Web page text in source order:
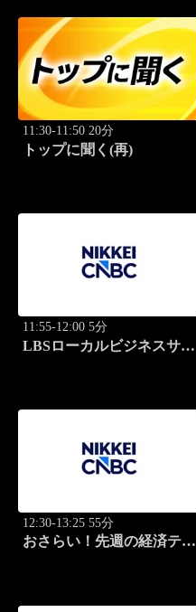
11:30-11:50 20分
トップに聞く(再)
11:55-12:00 5分
LBSローカルビジネスサテ
12:30-13:25 55分
おさらい！先週の経済テー